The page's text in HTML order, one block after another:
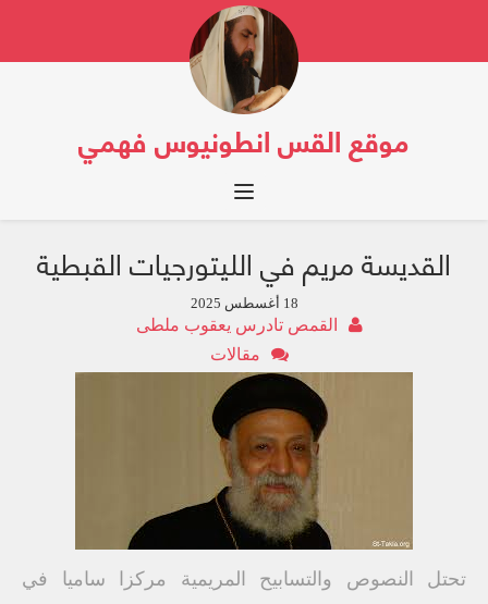
موقع القس انطونيوس فهمي
Toggle navigation
القديسة مريم في الليتورجيات القبطية
18 أغسطس 2025
القمص تادرس يعقوب ملطى
مقالات
تحتل النصوص والتسابيح المريمية مركزا ساميا في